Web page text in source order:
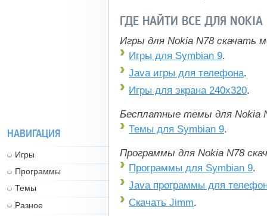
ГДЕ НАЙТИ ВСЕ ДЛЯ NOKIA
Игры для Nokia N78 скачать
Игры для Symbian 9.
Java игры для телефона.
Игры для экрана 240x320.
Бесплатные темы для Nokia
Темы для Symbian 9.
Программы для Nokia N78
Программы для Symbian 9.
Java программы для
Скачать Jimm.
НАВИГАЦИЯ
Игры
Программы
Темы
Разное